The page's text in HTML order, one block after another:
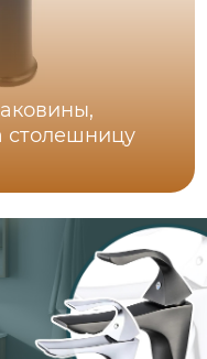
столешницу